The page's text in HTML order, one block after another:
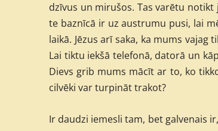
dzīvus un mirušos. Tas varētu notikt
te baznīcā ir uz austrumu pusi, lai
laikā. Jēzus arī saka, ka mums
Lai tiktu iekšā telefonā, datorā un
Dievs grib mums mācīt ar to, ko
cilvēki var turpināt trakot?
Ir daudzi iemesli tam, bet galvenais